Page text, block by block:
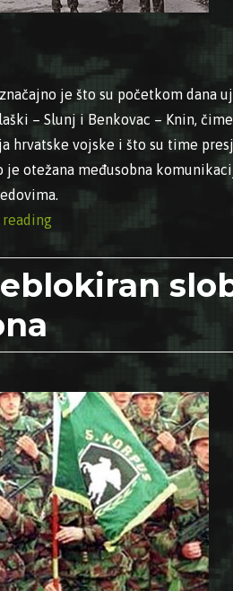
je što su početkom dana
– Slunj i Benkovac – Knin,
hrvatske vojske i što su time
je otežana međusobna
“05.08.1995. – Hrvatska